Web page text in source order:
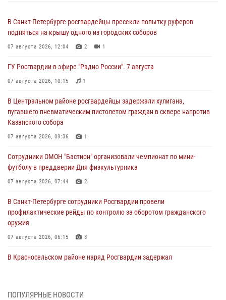
В Санкт-Петербурге росгвардейцы пресекли попытку руферов
подняться на крышу одного из городских соборов
07 августа 2026, 12:04 2 1
ГУ Росгвардии в эфире "Радио России". 7 августа
07 августа 2026, 10:15 1
В Центральном районе росгвардейцы задержали хулигана,
пугавшего пневматическим пистолетом граждан в сквере напротив
Казанского собора
07 августа 2026, 09:36 1
Сотрудники ОМОН "Бастион" организовали чемпионат по мини-
футболу в преддверии Дня физкультурника
07 августа 2026, 07:44 2
В Санкт-Петербурге сотрудники Росгвардии провели
профилактические рейды по контролю за оборотом гражданского
оружия
07 августа 2026, 06:15 3
В Красносельском районе наряд Росгвардии задержал
06 августа 2026, 13:39 1
ПОПУЛЯРНЫЕ НОВОСТИ